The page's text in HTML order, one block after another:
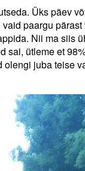
Üks päev
paargu
Nii ma siis
sai, ütleme et
juba teise